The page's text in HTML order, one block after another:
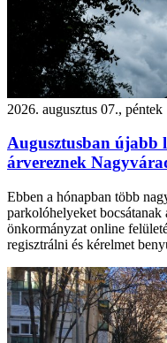
2026. augusztus 07., péntek
Augusztusban újabb
árvereznek
Ebben a hónapban több
parkolóhelyeket bocsátanak
önkormányzat online
regisztrálni és kérelmet